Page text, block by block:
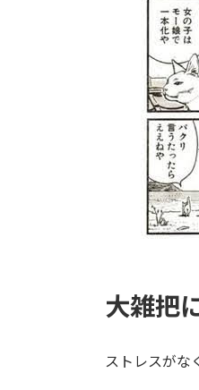
大雑把
ストレスがな